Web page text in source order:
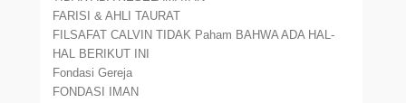
FARISI & AHLI TAURAT
FILSAFAT CALVIN TIDAK Paham BAHWA ADA HAL-
HAL BERIKUT INI
Fondasi Gereja
FONDASI IMAN